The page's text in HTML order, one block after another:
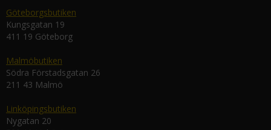
Göteborgsbutiken
Kungsgatan 19
411 19 Göteborg
Malmöbutiken
Södra Förstadsgatan 26
211 43 Malmö
Linköpingsbutiken
Nygatan 20